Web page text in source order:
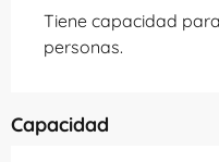
Tiene capacidad
personas.
Capacidad